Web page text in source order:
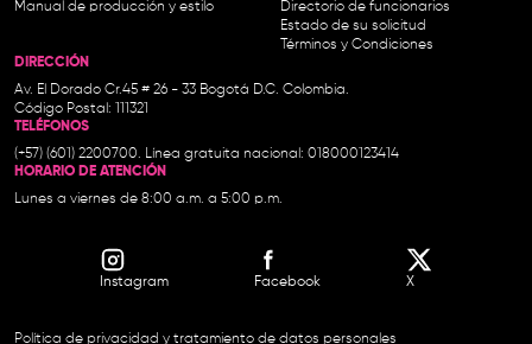
Manual de producción y estilo
Directorio de funcionarios
Estado de su solicitud
Términos y Condiciones
DIRECCIÓN
Av. El Dorado Cr.45 # 26 - 33 Bogotá D.C. Colombia.
Código Postal: 111321
TELÉFONOS
(+57) (601) 2200700. Línea gratuita nacional: 018000123414
HORARIO DE ATENCIÓN
Lunes a viernes de 8:00 a.m. a 5:00 p.m.
Instagram Facebook X
Política de privacidad y tratamiento de datos personales